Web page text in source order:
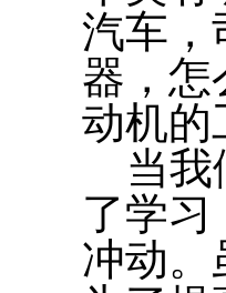
汽车，
器，怎
动机的
当我
了学
冲动。